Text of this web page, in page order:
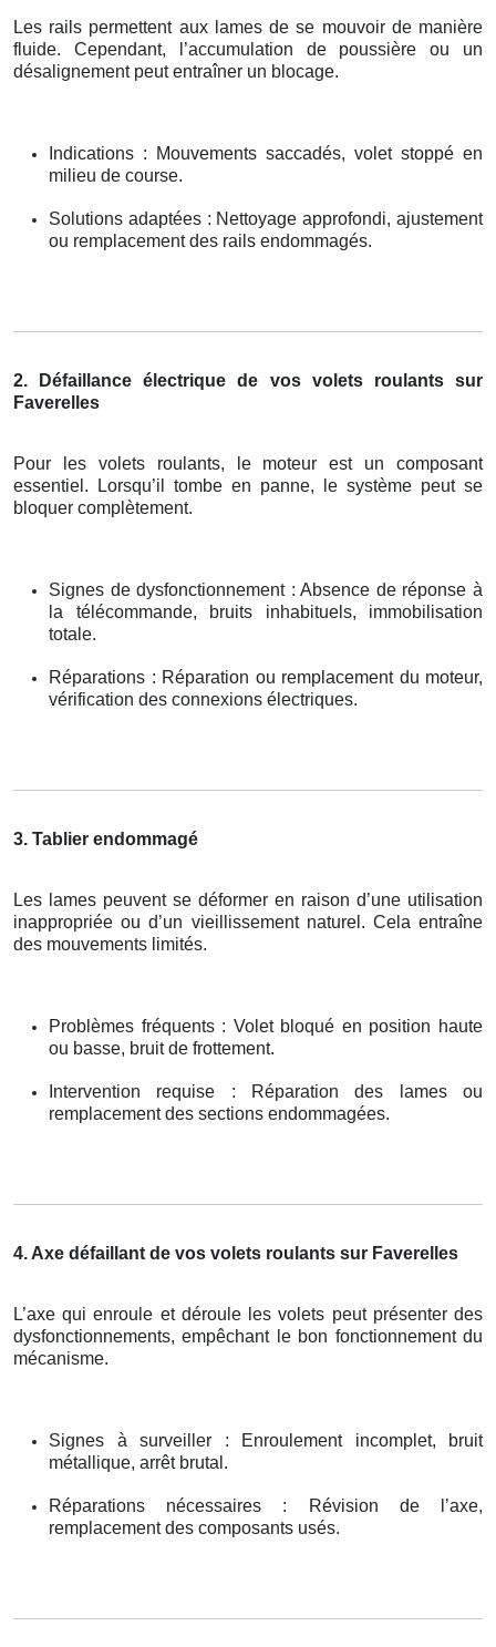
Les rails permettent aux lames de se mouvoir de manière
fluide. Cependant, l’accumulation de poussière ou un
désalignement peut entraîner un blocage.
Indications : Mouvements saccadés, volet stoppé en
milieu de course.
Solutions adaptées : Nettoyage approfondi, ajustement
ou remplacement des rails endommagés.
2. Défaillance électrique de vos volets roulants sur
Faverelles
Pour les volets roulants, le moteur est un composant
essentiel. Lorsqu’il tombe en panne, le système peut se
bloquer complètement.
Signes de dysfonctionnement : Absence de réponse à
la télécommande, bruits inhabituels, immobilisation
totale.
Réparations : Réparation ou remplacement du moteur,
vérification des connexions électriques.
3. Tablier endommagé
Les lames peuvent se déformer en raison d’une utilisation
inappropriée ou d’un vieillissement naturel. Cela entraîne
des mouvements limités.
Problèmes fréquents : Volet bloqué en position haute
ou basse, bruit de frottement.
Intervention requise : Réparation des lames ou
remplacement des sections endommagées.
4. Axe défaillant de vos volets roulants sur Faverelles
L’axe qui enroule et déroule les volets peut présenter des
dysfonctionnements, empêchant le bon fonctionnement du
mécanisme.
Signes à surveiller : Enroulement incomplet, bruit
métallique, arrêt brutal.
Réparations nécessaires : Révision de l’axe,
remplacement des composants usés.